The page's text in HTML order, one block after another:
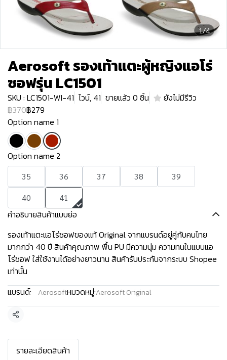
1/4
Aerosoft รองเท้าแตะผู้หญิงแอโร่
ซอฟรุ่น LC1501
SKU : LC1501-WI-41 ไวน์, 41 ขายแล้ว 0 ชิ้น
ยังไม่มีรีวิว
฿370฿279
Option name 1
Option name 2
35 36 37 38
39
40
41
คำอธิบายสินค้าแบบย่อ
รองเท้าแตะแอโร่ซอฟของแท้ Original จากแบรนด์อยู่คู่กับคนไทย
มากกว่า 40 ปี สินค้าคุณภาพ พื้น PU มีความนุ่ม ความทนในแบบแอ
โร่ซอฟ ใส่ใช้งานได้อย่างยาวนาน สินค้ารับประกันจากระบบ Shopee
เท่านั้น
แบรนด์:
Aerosoftหมวดหมู่:Aerosoft Original
แชร์
รายละเอียดสินค้า